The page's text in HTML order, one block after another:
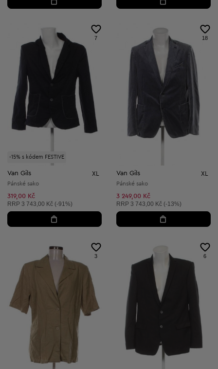
-15% s kódem FESTIVE
7
Van Gils XL
Pánské sako
319,00 Kč
Doporučená cena:
RRP 3 743,00 Kč (-91%)
18
Van Gils XL
Pánské sako
3 249,00 Kč
Doporučená cena:
RRP 3 743,00 Kč (-13%)
3 6